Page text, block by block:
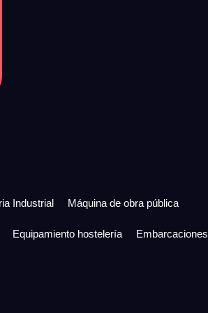
Industrial Máquina de obra pública
Equipamiento hostelería Embarcaciones